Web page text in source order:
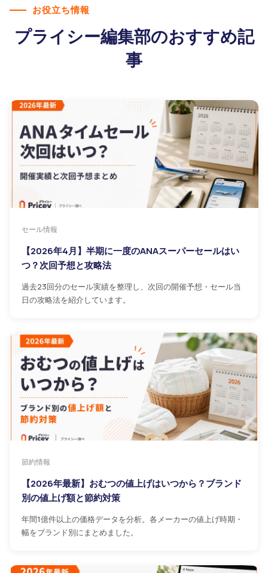
お役立ち情報
プライシー編集部のおすすめ記
事
セール情報
【2026年4月】半期に一度のANAスーパーセールはい
つ？次回予想と攻略法
過去23回分のセール実績を整理し、次回の開催予想・セール当
日の攻略法を紹介しています。
節約情報
【2026年最新】おむつの値上げはいつから？ブランド
別の値上げ額と節約対策
年間1億件以上の価格データを分析。各メーカーの値上げ時期・
幅をブランド別にまとめました。